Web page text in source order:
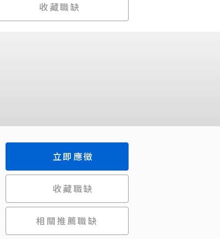
收藏職缺
立即應徵
收藏職缺
相關推薦職缺